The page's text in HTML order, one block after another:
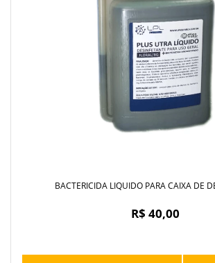
BACTERICIDA LIQUIDO PARA CAIXA DE
R$ 40,00